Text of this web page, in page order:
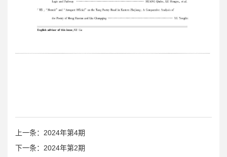
上一条：2024年第4期
下一条：2024年第2期